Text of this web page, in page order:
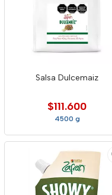
Salsa Dulcemaiz
$111.600
4500 g